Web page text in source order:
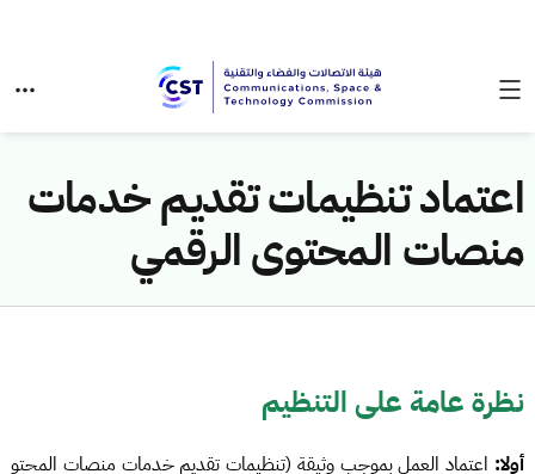
اعتماد تنظيمات تقديم خدمات
منصات المحتوى الرقمي
نظرة عامة على التنظيم
أولا: اعتماد العمل بموجب وثيقة (تنظيمات تقديم خدمات منصات المحتو